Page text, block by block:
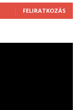
FELIRATKOZÁS